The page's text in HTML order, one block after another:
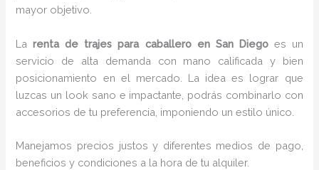
mayor objetivo.
Larenta de trajes para caballero en San Diego es un
servicio de alta demanda con mano calificada y bien
posicionamiento en el mercado. La idea es lograr que
luzcas un look sano e impactante, podrás combinarlo con
accesorios de tu preferencia, imponiendo un estilo único.
Manejamos precios justos y diferentes medios de pago,
beneficios y condiciones a la hora de tu alquiler.